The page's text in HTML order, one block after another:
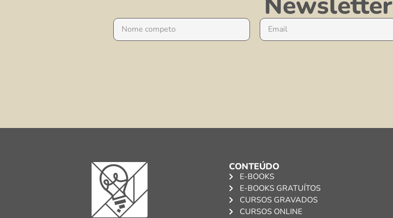
CONTEÚDO
E-BOOKS
E-BOOKS GRATUÍTOS
CURSOS GRAVADOS
CURSOS ONLINE